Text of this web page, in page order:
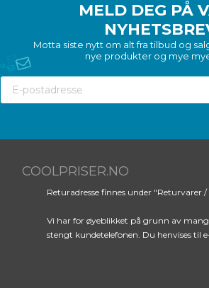
MELD DEG PÅ
Motta siste nytt om alt fra tilbud og
nye produkter og mye
COOLPRISER.NO
Returadresse finnes under "Returvarer
Vi har for øyeblikket på grunn av
stengt kundetelefonen. Du henvises til